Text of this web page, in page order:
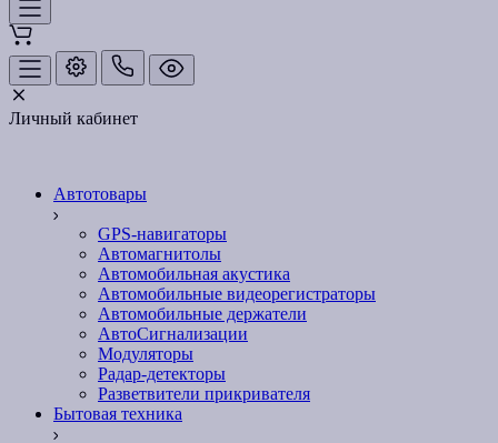
Личный кабинет
Автотовары
GPS-навигаторы
Автомагнитолы
Автомобильная акустика
Автомобильные видеорегистраторы
Автомобильные держатели
АвтоСигнализации
Модуляторы
Радар-детекторы
Разветвители прикривателя
Бытовая техника